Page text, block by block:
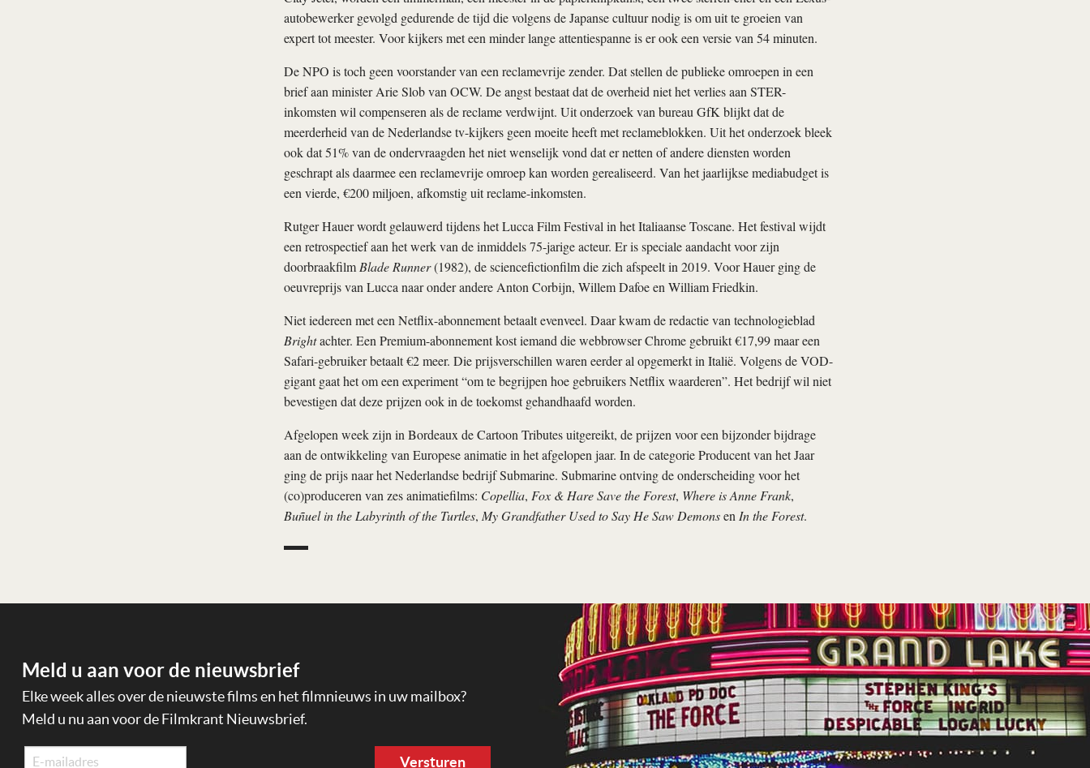
autobewerker gevolgd gedurende de tijd die volgens de Japanse cultuur nodig is om uit te groeien van
expert tot meester. Voor kijkers met een minder lange attentiespanne is er ook een versie van 54 minuten.
De NPO is toch geen voorstander van een reclamevrije zender. Dat stellen de publieke omroepen in een
brief aan minister Arie Slob van OCW. De angst bestaat dat de overheid niet het verlies aan STER-
inkomsten wil compenseren als de reclame verdwijnt. Uit onderzoek van bureau GfK blijkt dat de
meerderheid van de Nederlandse tv-kijkers geen moeite heeft met reclameblokken. Uit het onderzoek bleek
ook dat 51% van de ondervraagden het niet wenselijk vond dat er netten of andere diensten worden
geschrapt als daarmee een reclamevrije omroep kan worden gerealiseerd. Van het jaarlijkse mediabudget is
een vierde, €200 miljoen, afkomstig uit reclame-inkomsten.
Rutger Hauer wordt gelauwerd tijdens het Lucca Film Festival in het Italiaanse Toscane. Het festival wijdt
een retrospectief aan het werk van de inmiddels 75-jarige acteur. Er is speciale aandacht voor zijn
doorbraakfilm Blade Runner(1982), de sciencefictionfilm die zich afspeelt in 2019. Voor Hauer ging de
oeuvreprijs van Lucca naar onder andere Anton Corbijn, Willem Dafoe en William Friedkin.
Niet iedereen met een Netflix-abonnement betaalt evenveel. Daar kwam de redactie van technologieblad
Brightachter. Een Premium-abonnement kost iemand die webbrowser Chrome gebruikt €17,99 maar een
Safari-gebruiker betaalt €2 meer. Die prijsverschillen waren eerder al opgemerkt in Italië. Volgens de VOD-
gigant gaat het om een experiment “om te begrijpen hoe gebruikers Netflix waarderen”. Het bedrijf wil niet
bevestigen dat deze prijzen ook in de toekomst gehandhaafd worden.
Afgelopen week zijn in Bordeaux de Cartoon Tributes uitgereikt, de prijzen voor een bijzonder bijdrage
aan de ontwikkeling van Europese animatie in het afgelopen jaar. In de categorie Producent van het Jaar
ging de prijs naar het Nederlandse bedrijf Submarine. Submarine ontving de onderscheiding voor het
(co)produceren van zes animatiefilms: Copellia, Fox & Hare Save the Forest, Where is Anne Frank,
Buñuel in the Labyrinth of the Turtles, My Grandfather Used to Say He Saw Demonsen In the Forest.
Meld u aan voor de nieuwsbrief
Elke week alles over de nieuwste films en het filmnieuws in uw mailbox?
Meld u nu aan voor de Filmkrant Nieuwsbrief.